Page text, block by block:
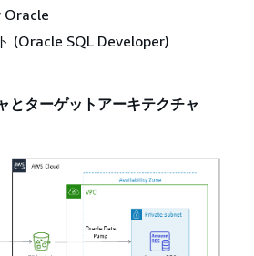
Oracle
(Oracle SQL Developer)
とターゲットアーキテクチャ